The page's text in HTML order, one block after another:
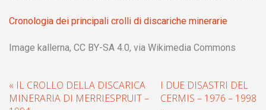
Cronologia dei principali crolli di discariche minerarie
Image kallerna, CC BY-SA 4.0, via Wikimedia Commons
« IL CROLLO DELLA DISCARICA
MINERARIA DI MERRIESPRUIT –
I DUE DISASTRI DEL
CERMIS – 1976 – 1998